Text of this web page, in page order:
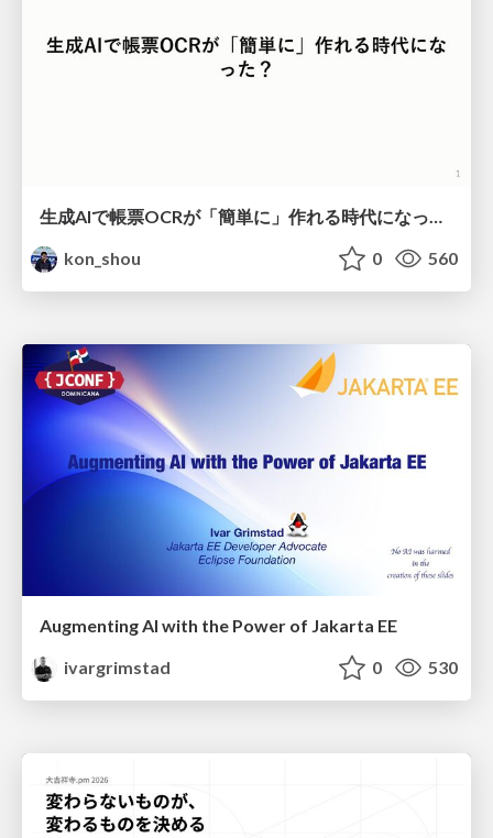
kon_shou
0 560
Augmenting AI with the Power of Jakarta EE
ivargrimstad
0 530